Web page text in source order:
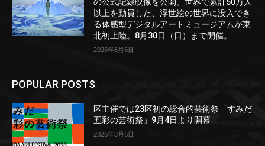
の公式記録映像を公開。世界で累計50万人
以上を動員した、浮世絵の世界に没入でき
る体感型デジタルアートミュージアムが東
北初上陸。8月30日（日）まで開催。
2026年8月6日
POPULAR POSTS
区主催では23区初の総合的芸術祭「すみだ
五彩の芸術祭」9月4日より開幕
2026年8月6日